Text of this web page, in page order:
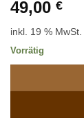
49,00 €
inkl. 19 % MwSt.
Vorrätig